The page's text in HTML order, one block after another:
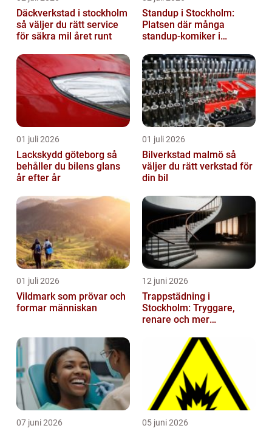
Däckverkstad i stockholm
så väljer du rätt service
för säkra mil året runt
Standup i Stockholm:
Platsen där många
standup-komiker i
01 juli 2026
Lackskydd göteborg så
behåller du bilens glans
år efter år
01 juli 2026
Bilverkstad malmö så
väljer du rätt verkstad för
din bil
01 juli 2026
Vildmark som prövar och
formar människan
12 juni 2026
Trappstädning i
Stockholm: Tryggare,
renare och mer
07 juni 2026 05 juni 2026